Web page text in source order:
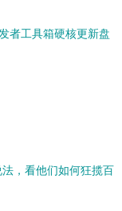
者工具箱硬核更新盘
，看他们如何狂揽百